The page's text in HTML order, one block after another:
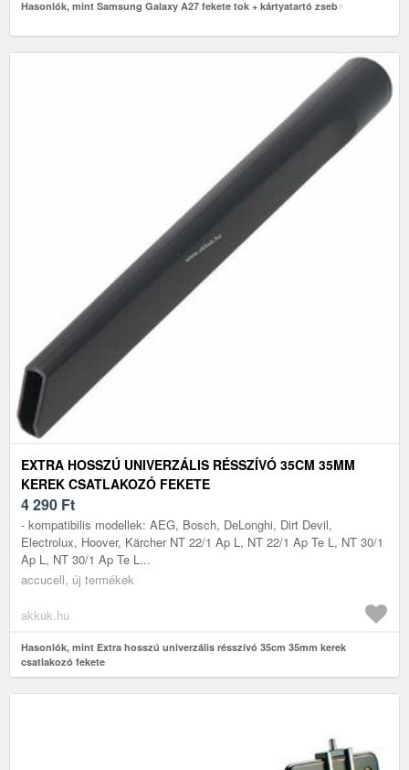
Hasonlók, mint Samsung Galaxy A27 fekete tok + kártyatartó zseb
EXTRA HOSSZÚ UNIVERZÁLIS RÉSSZÍVÓ 35CM 35MM
KEREK CSATLAKOZÓ FEKETE
4 290 Ft
- kompatibilis modellek: AEG, Bosch, DeLonghi, Dirt Devil,
Electrolux, Hoover, Kärcher NT 22/1 Ap L, NT 22/1 Ap Te L, NT 30/1
Ap L, NT 30/1 Ap Te L...
accucell, új termékek
akkuk.hu
Hasonlók, mint Extra hosszú univerzális résszívó 35cm 35mm kerek
csatlakozó fekete